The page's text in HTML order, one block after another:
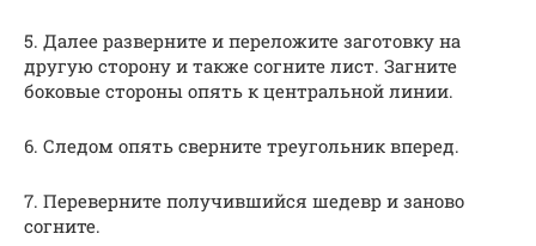
5. Далее разверните и переложите заготовку на
другую сторону и также согните лист. Загните
боковые стороны опять к центральной линии.
6. Следом опять сверните треугольник вперед.
7. Переверните получившийся шедевр и заново
согните.